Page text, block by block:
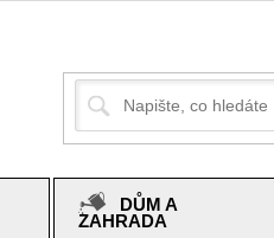
DŮM A
ZAHRADA